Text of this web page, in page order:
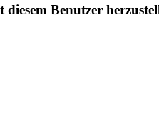
Benutzer